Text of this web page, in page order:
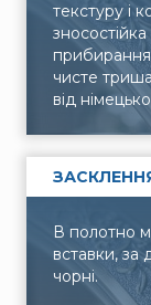
текстуру і
чисте
від
В полотно
вставки, за
чорні.